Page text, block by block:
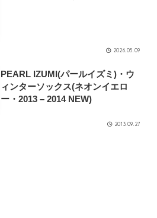
2026.05.09
PEARL IZUMI(パールイズミ)・ウ
ィンターソックス(ネオンイエロ
ー・2013 – 2014 NEW)
2013.09.27